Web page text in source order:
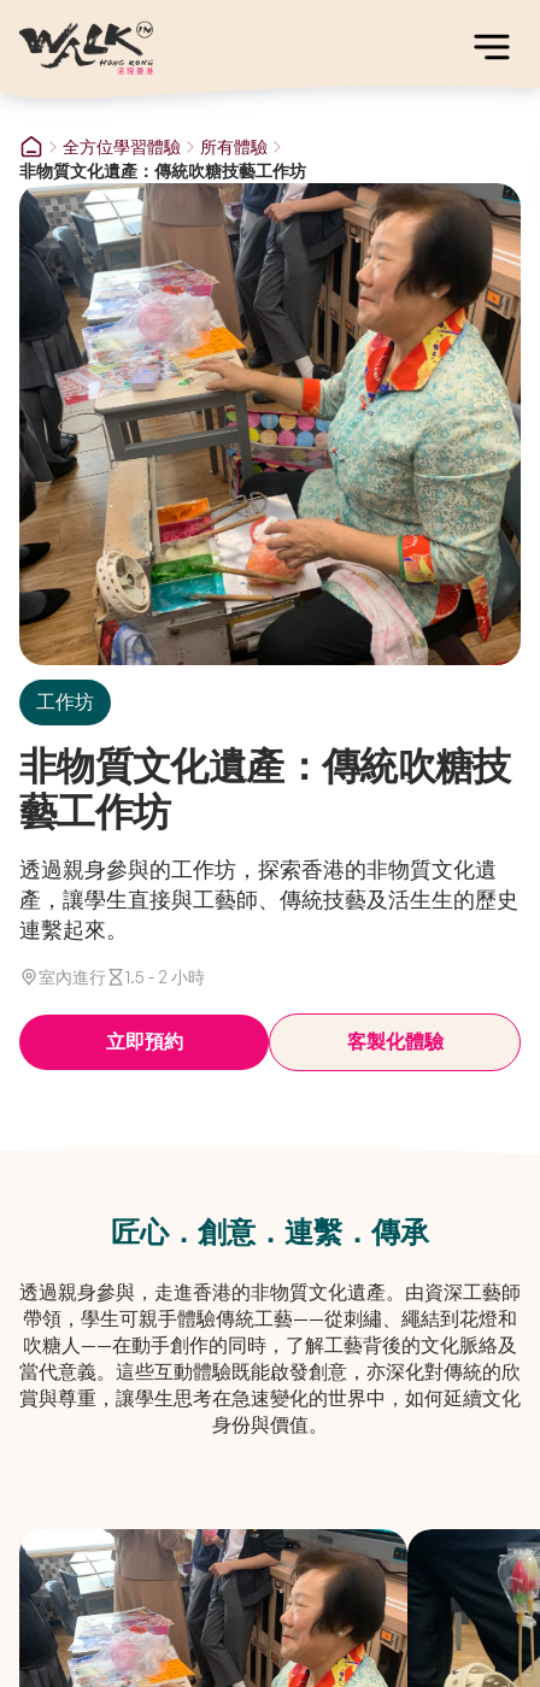
全方位學習體驗
所有體驗
非物質文化遺產：傳統吹糖技藝工作坊
工作坊
非物質文化遺產：傳統吹糖技
藝工作坊
透過親身參與的工作坊，探索香港的非物質文化遺
產，讓學生直接與工藝師、傳統技藝及活生生的歷史
連繫起來。
室內進行 1.5 - 2 小時
立即預約 客製化體驗
匠心．創意．連繫．傳承
透過親身參與，走進香港的非物質文化遺產。由資深工藝師
帶領，學生可親手體驗傳統工藝——從刺繡、繩結到花燈和
吹糖人——在動手創作的同時，了解工藝背後的文化脈絡及
當代意義。這些互動體驗既能啟發創意，亦深化對傳統的欣
賞與尊重，讓學生思考在急速變化的世界中，如何延續文化
身份與價值。